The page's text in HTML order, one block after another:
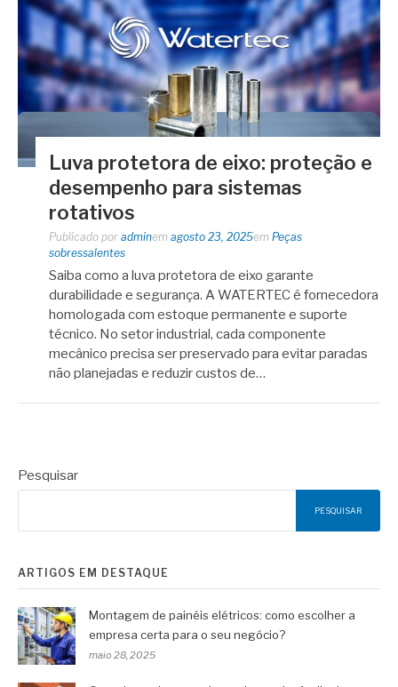
Luva protetora de eixo: proteção e
desempenho para sistemas
rotativos
Publicado por adminem agosto 23, 2025em Peças
sobressalentes
Saiba como a luva protetora de eixo garante
durabilidade e segurança. A WATERTEC é fornecedora
homologada com estoque permanente e suporte
técnico. No setor industrial, cada componente
mecânico precisa ser preservado para evitar paradas
não planejadas e reduzir custos de…
Pesquisar
PESQUISAR
ARTIGOS EM DESTAQUE
Montagem de painéis elétricos: como escolher a
empresa certa para o seu negócio?
maio 28, 2025